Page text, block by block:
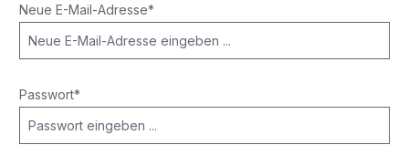
Neue E-Mail-Adresse*
Passwort*